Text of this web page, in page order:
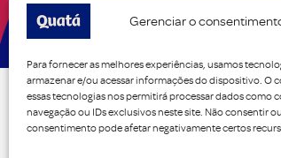
Gerenciar o
Para fornecer as melhores experiências, usamos
armazenar e/ou acessar informações do dispositivo. O
essas tecnologias nos permitirá processar dados como
navegação ou IDs exclusivos neste site. Não consentir
consentimento pode afetar negativamente certos